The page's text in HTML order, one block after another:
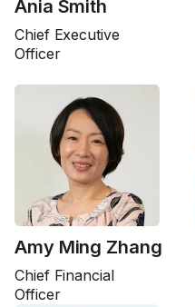
Ania Smith
Chief Executive
Officer
Amy Ming Zhang
Chief Financial
Officer